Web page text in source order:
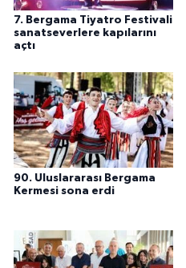
7. Bergama Tiyatro Festivali
sanatseverlere kapılarını
açtı
90. Uluslararası Bergama
Kermesi sona erdi